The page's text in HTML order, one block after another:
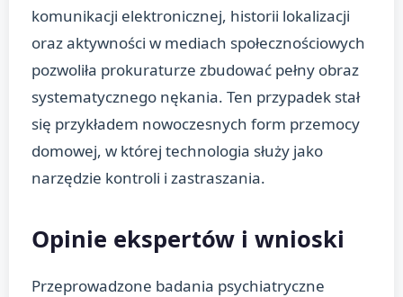
komunikacji elektronicznej, historii lokalizacji
oraz aktywności w mediach społecznościowych
pozwoliła prokuraturze zbudować pełny obraz
systematycznego nękania. Ten przypadek stał
się przykładem nowoczesnych form przemocy
domowej, w której technologia służy jako
narzędzie kontroli i zastraszania.
Opinie ekspertów i wnioski
Przeprowadzone badania psychiatryczne